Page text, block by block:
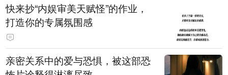
快来抄“内娱审美天赋怪”的作业，
打造你的专属氛围感
亲密关系中的爱与恐惧，被这部恐